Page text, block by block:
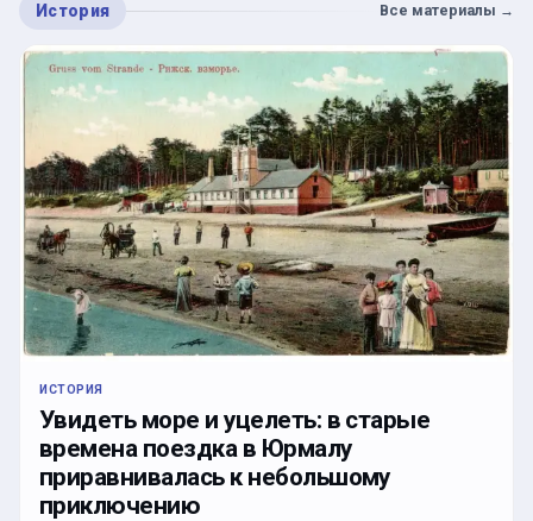
История Все материалы →
ИСТОРИЯ
Увидеть море и уцелеть: в старые
времена поездка в Юрмалу
приравнивалась к небольшому
приключению